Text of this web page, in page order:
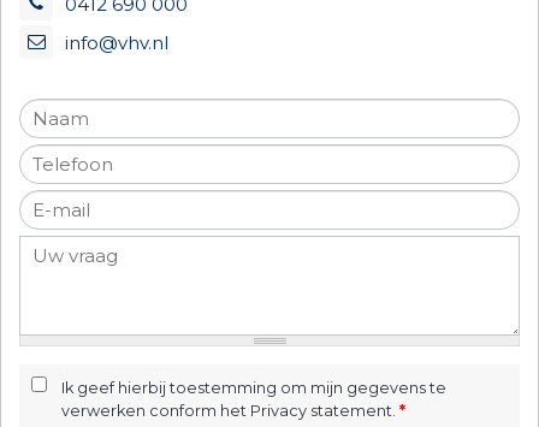
info@vhv.nl
Ik geef hierbij toestemming om mijn gegevens te
verwerken conform het Privacy statement. *